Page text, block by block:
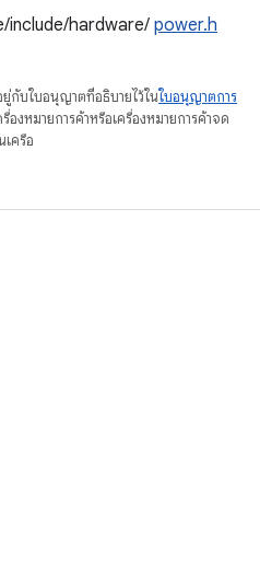
include/hardware/ power.h
ยู่กับใบอนุญาตที่อธิบายไว้ในใบอนุญาตการ
งหมายการค้าหรือเครื่องหมายการค้าจด
ครือ